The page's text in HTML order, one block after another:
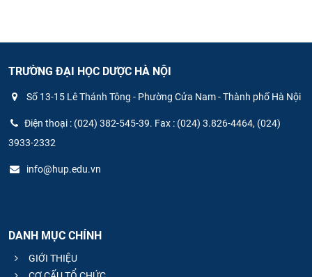
TRƯỜNG ĐẠI HỌC DƯỢC HÀ NỘI
Số 13-15 Lê Thánh Tông - Phường Cửa Nam - Thành phố Hà Nội
Điện thoại : (024) 382-545-39. Fax : (024) 3.826-4464, (024)
3933-2332
info@hup.edu.vn
DANH MỤC CHÍNH
GIỚI THIỆU